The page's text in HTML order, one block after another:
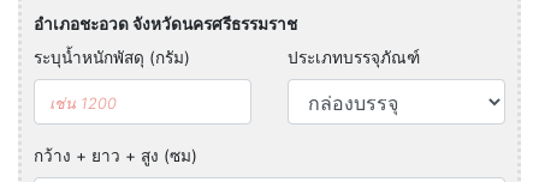
อำเภอชะอวด จังหวัดนครศรีธรรมราช
ระบุน้ำหนักพัสดุ (กรัม)
ประเภทบรรจุภัณฑ์
กว้าง + ยาว + สูง (ซม)